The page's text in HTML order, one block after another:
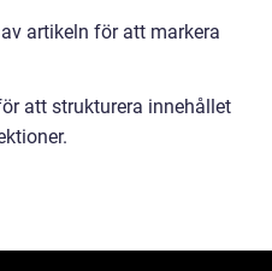
artikeln för att markera
att strukturera innehållet